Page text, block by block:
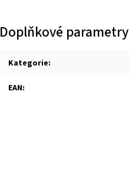
Doplňkové parametry
Kategorie:
EAN: